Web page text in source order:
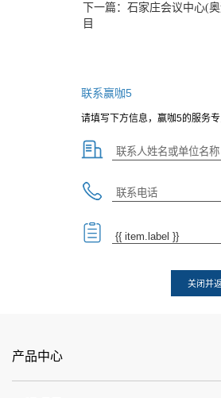
下一篇： 石家庄会议中心(
目
联系赢咖5
请填写下方信息，赢咖5的服务专
关闭并
产品中心